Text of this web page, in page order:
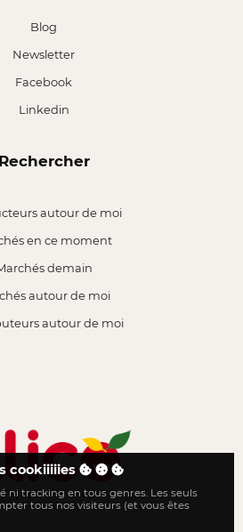
Blog
Newsletter
Facebook
Linkedin
Rechercher
autour de moi
en ce moment
demain
autour de moi
autour de moi
jamais été aussi proche
cookiiiiies
ni tracking en tous genres. Les seuls
tous nos visiteurs (et vous êtes